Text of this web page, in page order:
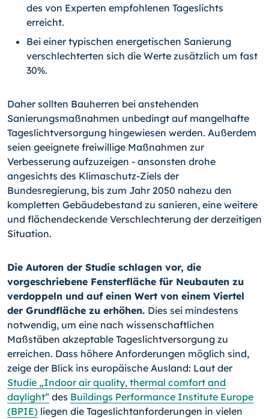
des von Experten empfohlenen Tageslichts
erreicht.
Bei einer typischen energetischen Sanierung
verschlechterten sich die Werte zusätzlich um fast
30%.
Daher sollten Bauherren bei anstehenden
Sanierungsmaßnahmen unbedingt auf mangelhafte
Tageslichtversorgung hingewiesen werden. Außerdem
seien geeignete freiwillige Maßnahmen zur
Verbesserung aufzuzeigen - ansonsten drohe
angesichts des Klimaschutz-Ziels der
Bundesregierung, bis zum Jahr 2050 nahezu den
kompletten Gebäudebestand zu sanieren, eine weitere
und flächendeckende Verschlechterung der derzeitigen
Situation.
Die Autoren der Studie schlagen vor, die
vorgeschriebene Fensterfläche für Neubauten zu
verdoppeln und auf einen Wert von einem Viertel
der Grundfläche zu erhöhen. Dies sei mindestens
notwendig, um eine nach wissenschaftlichen
Maßstäben akzeptable Tageslichtversorgung zu
erreichen. Dass höhere Anforderungen möglich sind,
zeige der Blick ins europäische Ausland: Laut der
Studie „Indoor air quality, thermal comfort and
daylight“ des Buildings Performance Institute Europe
(BPIE) liegen die Tageslichtanforderungen in vielen